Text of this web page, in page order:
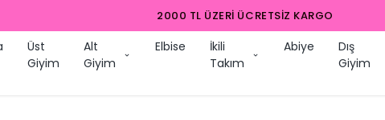
2000 TL ÜZERI ÜCRETSIZ KARGO
Üst
Giyim
Alt
Giyim
Elbise
İkili
Takım
Abiye
Dış
Giyim